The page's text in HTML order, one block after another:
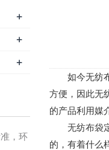
如今无纺布
方便，因此无
的产品利用媒
无纺布袋
的，有着什么
+
+
+
，环